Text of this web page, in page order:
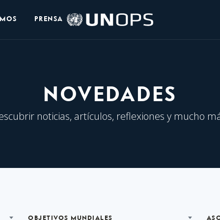
Logo
de
PRENSA
NOVEDADES
noticias, artículos, reflexiones y mucho
OBJETIVOS MUNDIALES